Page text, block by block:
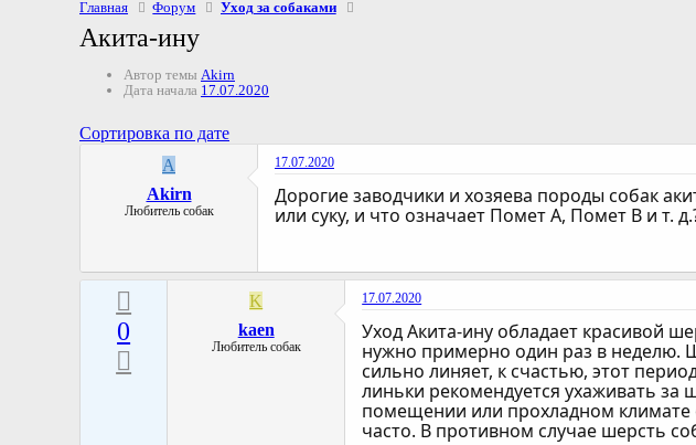
Главная Форум Уход за собаками
Акита-ину
Автор темы Akirn
Дата начала 17.07.2020
Сортировка по дате
A
Akirn
Любитель собак
17.07.2020
Дорогие заводчики и хозяева породы собак
или суку, и что означает Помет А, Помет В и т.
0
K
kaen
Любитель собак
17.07.2020
Уход Акита-ину обладает красивой
нужно примерно один раз в неделю.
сильно линяет, к счастью, этот
линьки рекомендуется ухаживать
помещении или прохладном климате
часто. В противном случае шерсть